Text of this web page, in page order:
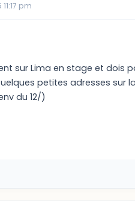
pm
sur Lima en stage et dois
petites adresses sur
du 12/)